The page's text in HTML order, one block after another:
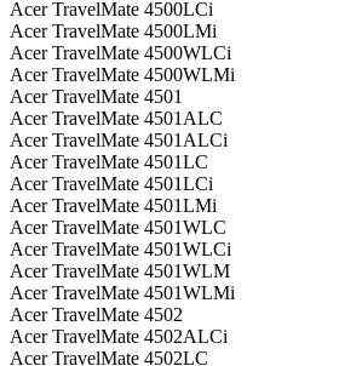
Acer TravelMate 4500LCi
Acer TravelMate 4500LMi
Acer TravelMate 4500WLCi
Acer TravelMate 4500WLMi
Acer TravelMate 4501
Acer TravelMate 4501ALC
Acer TravelMate 4501ALCi
Acer TravelMate 4501LC
Acer TravelMate 4501LCi
Acer TravelMate 4501LMi
Acer TravelMate 4501WLC
Acer TravelMate 4501WLCi
Acer TravelMate 4501WLM
Acer TravelMate 4501WLMi
Acer TravelMate 4502
Acer TravelMate 4502ALCi
Acer TravelMate 4502LC